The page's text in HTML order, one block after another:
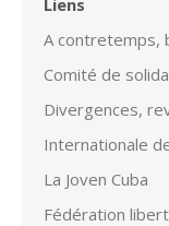
A contretemps,
Comité de
Divergences,
Internationale
La Joven Cuba
Fédération